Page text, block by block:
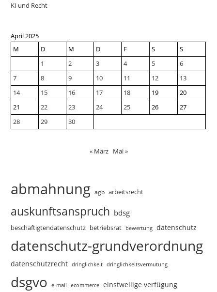
KI und Recht
April 2025
M
D M D F S
S
1
2 3 4 5
6
7
8 9 10 11 12
13
14
15 16 17 18 19
20
21
22 23 24 25 26
27
28
29 30
« März Mai »
abmahnung agb arbeitsrecht
auskunftsanspruch bdsg
beschäftigtendatenschutz betriebsrat bewertung datenschutz
datenschutz-grundverordnung
datenschutzrecht dringlichkeit dringlichkeitsvermutung
dsgvo e-mail ecommerce einstweilige verfügung